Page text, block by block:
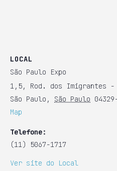
LOCAL
São Paulo Expo
1,5, Rod. dos Imigrantes -
São Paulo , São Paulo
Map
Telefone:
(11) 5067-1717
Ver site do Local